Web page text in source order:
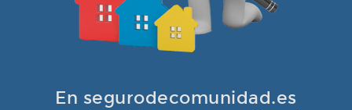
En segurodecomunidad.es